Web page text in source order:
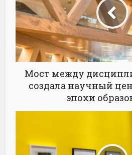
Мост между
создала научный
эпохи